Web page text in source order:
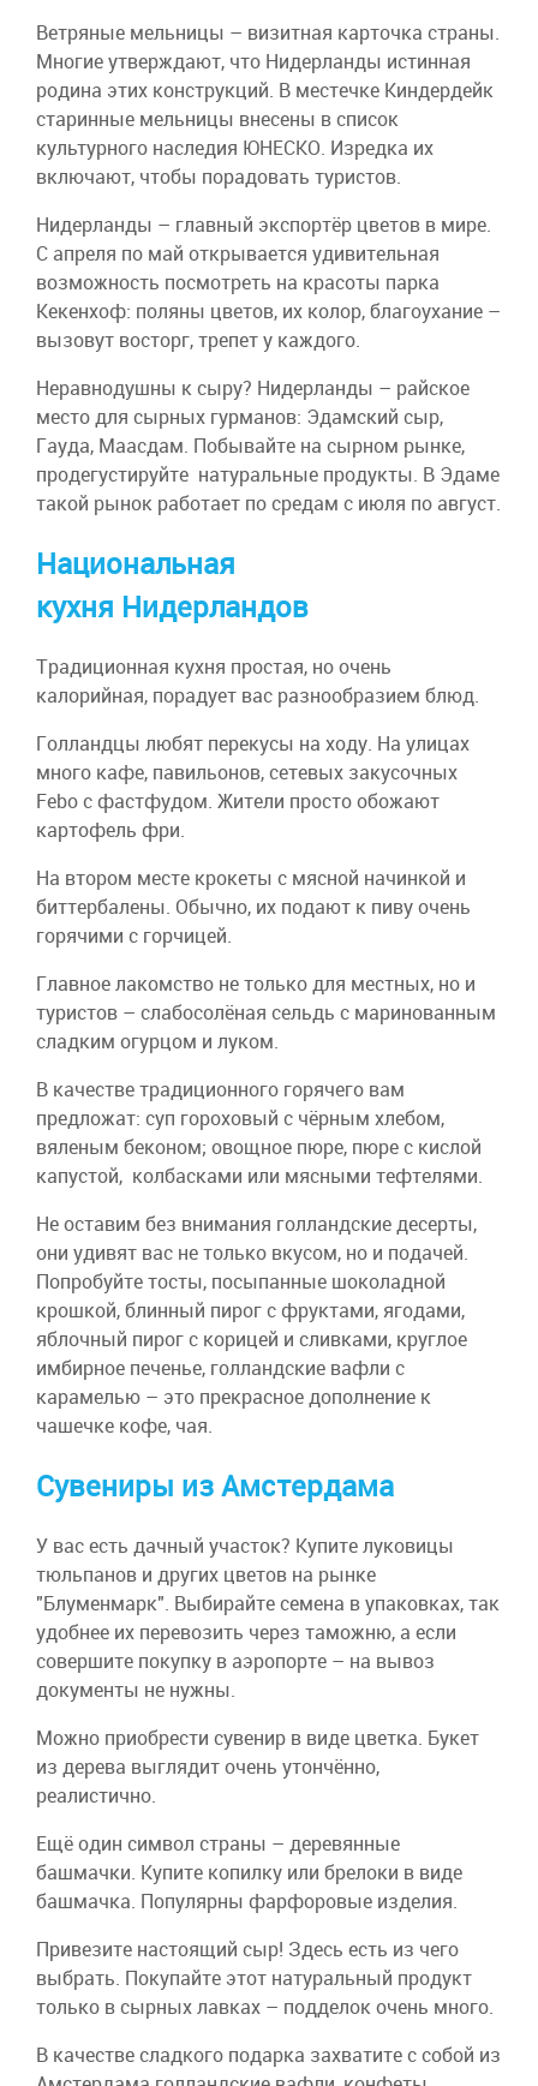
Ветряные мельницы – визитная карточка страны.
Многие утверждают, что Нидерланды истинная
родина этих конструкций. В местечке Киндердейк
старинные мельницы внесены в список
культурного наследия ЮНЕСКО. Изредка их
включают, чтобы порадовать туристов.
Нидерланды – главный экспортёр цветов в мире.
С апреля по май открывается удивительная
возможность посмотреть на красоты парка
Кекенхоф: поляны цветов, их колор, благоухание –
вызовут восторг, трепет у каждого.
Неравнодушны к сыру? Нидерланды – райское
место для сырных гурманов: Эдамский сыр,
Гауда, Маасдам. Побывайте на сырном рынке,
продегустируйте натуральные продукты. В Эдаме
такой рынок работает по средам с июля по август.
Национальная
кухня Нидерландов
Традиционная кухня простая, но очень
калорийная, порадует вас разнообразием блюд.
Голландцы любят перекусы на ходу. На улицах
много кафе, павильонов, сетевых закусочных
Febo с фастфудом. Жители просто обожают
картофель фри.
На втором месте крокеты с мясной начинкой и
биттербалены. Обычно, их подают к пиву очень
горячими с горчицей.
Главное лакомство не только для местных, но и
туристов – слабосолёная сельдь с маринованным
сладким огурцом и луком.
В качестве традиционного горячего вам
предложат: суп гороховый с чёрным хлебом,
вяленым беконом; овощное пюре, пюре с кислой
капустой, колбасками или мясными тефтелями.
Не оставим без внимания голландские десерты,
они удивят вас не только вкусом, но и подачей.
Попробуйте тосты, посыпанные шоколадной
крошкой, блинный пирог с фруктами, ягодами,
яблочный пирог с корицей и сливками, круглое
имбирное печенье, голландские вафли с
карамелью – это прекрасное дополнение к
чашечке кофе, чая.
Сувениры из Амстердама
У вас есть дачный участок? Купите луковицы
тюльпанов и других цветов на рынке
"Блуменмарк". Выбирайте семена в упаковках, так
удобнее их перевозить через таможню, а если
совершите покупку в аэропорте – на вывоз
документы не нужны.
Можно приобрести сувенир в виде цветка. Букет
из дерева выглядит очень утончённо,
реалистично.
Ещё один символ страны – деревянные
башмачки. Купите копилку или брелоки в виде
башмачка. Популярны фарфоровые изделия.
Привезите настоящий сыр! Здесь есть из чего
выбрать. Покупайте этот натуральный продукт
только в сырных лавках – подделок очень много.
В качестве сладкого подарка захватите с собой из